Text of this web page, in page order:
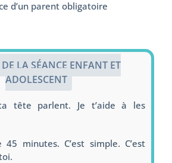
d’un parent obligatoire
LA SÉANCE ENFANT ET
ADOLESCENT
tête parlent. Je t’aide à les
minutes. C’est simple. C’est